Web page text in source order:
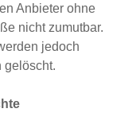
Anbieter ohne
nicht zumutbar.
jedoch
gelöscht.